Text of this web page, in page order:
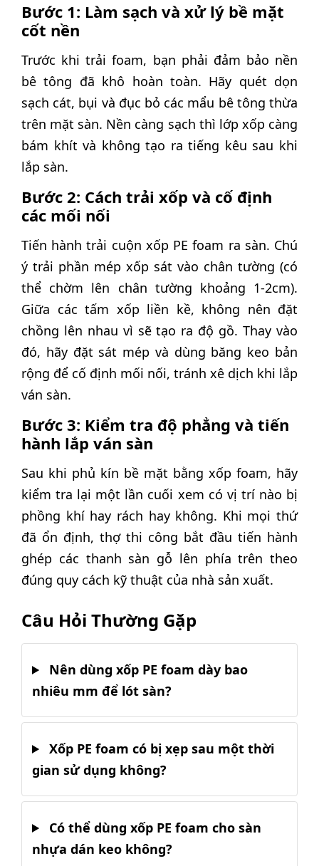
Bước 1: Làm sạch và xử lý bề mặt
cốt nền
Trước khi trải foam, bạn phải đảm bảo nền
bê tông đã khô hoàn toàn. Hãy quét dọn
sạch cát, bụi và đục bỏ các mẩu bê tông thừa
trên mặt sàn. Nền càng sạch thì lớp xốp càng
bám khít và không tạo ra tiếng kêu sau khi
lắp sàn.
Bước 2: Cách trải xốp và cố định
các mối nối
Tiến hành trải cuộn xốp PE foam ra sàn. Chú
ý trải phần mép xốp sát vào chân tường (có
thể chờm lên chân tường khoảng 1-2cm).
Giữa các tấm xốp liền kề, không nên đặt
chồng lên nhau vì sẽ tạo ra độ gồ. Thay vào
đó, hãy đặt sát mép và dùng băng keo bản
rộng để cố định mối nối, tránh xê dịch khi lắp
ván sàn.
Bước 3: Kiểm tra độ phẳng và tiến
hành lắp ván sàn
Sau khi phủ kín bề mặt bằng xốp foam, hãy
kiểm tra lại một lần cuối xem có vị trí nào bị
phồng khí hay rách hay không. Khi mọi thứ
đã ổn định, thợ thi công bắt đầu tiến hành
ghép các thanh sàn gỗ lên phía trên theo
đúng quy cách kỹ thuật của nhà sản xuất.
Câu Hỏi Thường Gặp
Nên dùng xốp PE foam dày bao
nhiêu mm để lót sàn?
Xốp PE foam có bị xẹp sau một thời
gian sử dụng không?
Có thể dùng xốp PE foam cho sàn
nhựa dán keo không?